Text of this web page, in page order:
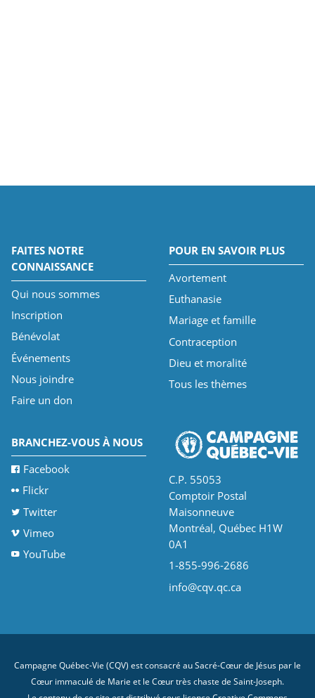
FAITES NOTRE
CONNAISSANCE
Qui nous sommes
Inscription
Bénévolat
Événements
Nous joindre
Faire un don
POUR EN SAVOIR PLUS
Avortement
Euthanasie
Mariage et famille
Contraception
Dieu et moralité
Tous les thèmes
BRANCHEZ-VOUS À NOUS
Facebook
Flickr
Twitter
Vimeo
YouTube
C.P. 55053
Comptoir Postal
Maisonneuve
Montréal, Québec H1W
0A1
1-855-996-2686
info@cqv.qc.ca
Campagne Québec-Vie (CQV) est consacré au Sacré-Cœur de Jésus par le
Cœur immaculé de Marie et le Cœur très chaste de Saint-Joseph.